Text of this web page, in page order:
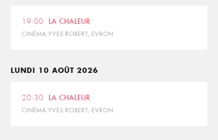
19:00 LA CHALEUR
CINÉMA YVES ROBERT, EVRON
LUNDI 10 AOÛT 2026
20:30 LA CHALEUR
CINÉMA YVES ROBERT, EVRON